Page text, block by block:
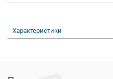
Характеристики